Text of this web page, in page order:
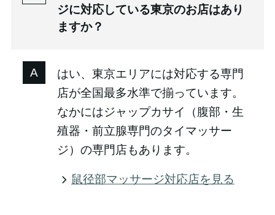
ジに対応している東京のお店はあり
ますか？
はい、東京エリアには対応する専門
店が全国最多水準で揃っています。
なかにはジャップカサイ（腹部・生
殖器・前立腺専門のタイマッサー
ジ）の専門店もあります。
鼠径部マッサージ対応店を見る